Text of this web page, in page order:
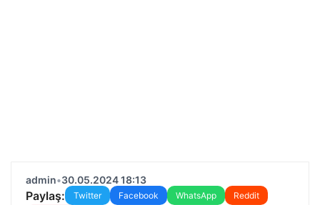
admin•30.05.2024 18:13
Paylaş: Twitter Facebook WhatsApp
Reddit